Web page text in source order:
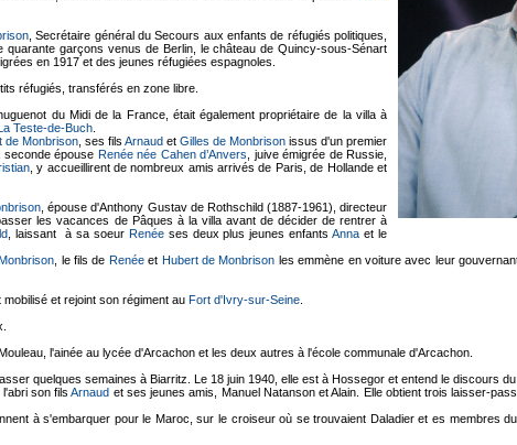
, Secrétaire général du Secours aux enfants de réfugiés politiques,
quarante garçons venus de Berlin, le château de Quincy-sous-Sénart
en 1917 et des jeunes réfugiées espagnoles.
réfugiés, transférés en zone libre.
du Midi de la France, était également propriétaire de la villa à
Teste-de-Buch
de Monbrison , ses fils Arnaud et Gilles de Monbrison issus d'un premier
seconde épouse Renée née Cahen d’Anvers , juive émigrée de Russie,
, y accueillirent de nombreux amis arrivés de Paris, de Hollande et
, épouse d'Anthony Gustav de Rothschild (1887-1961), directeur
les vacances de Pâques à la villa avant de décider de rentrer à
, laissant à sa soeur Renéeses deux plus jeunes enfantsAnna et le
, le fils de Renéeet Hubert de Monbrison les emmène en voiture avec leur
mobilisé et rejoint son régiment au Fort d'Ivry-sur-Seine
l'ainée au lycée d'Arcachon et les deux autres à l'école communale d'Arcachon.
quelques semaines à Biarritz. Le 18 juin 1940, elle est à Hossegor et entend le discours du
l'abri son filsArnaud et ses jeunes amis, Manuel Natanson et Alain. Elle obtient trois laisser-
à s'embarquer pour le Maroc, sur le croiseur où se trouvaient Daladier et es membres